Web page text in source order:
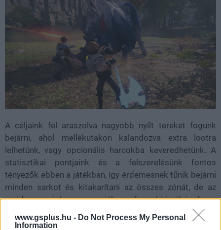
www.gsplus.hu - Do Not Process My Personal
Information
A céljaink fel araszolva nagyobb nyílt tereket fogunk
bejárni, ahol mellékutakon kalandozva extra lootra
lelhetünk, vagy opcionális harcokba keveredhetünk. A
statisztikai pontjaink és a felszerelésünk fontos
tényezők ebben a játékban, így érdemesnek tűnik bejárni
minden sarkot és kitakarítani az összes zónát, de az
majd a végleges verzióban fog kiderülni, hogy
ténylegesen mennyire lesz fontos a mellékes
erőforrásokat felhalmozása. Arra egyelőre nem tudok